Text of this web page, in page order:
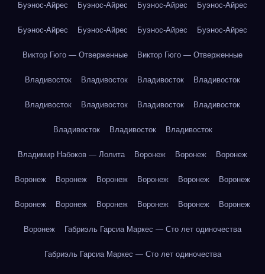
Буэнос-Айрес Буэнос-Айрес Буэнос-Айрес Буэнос-Айрес
Буэнос-Айрес Буэнос-Айрес Буэнос-Айрес Буэнос-Айрес
Виктор Гюго — Отверженные Виктор Гюго — Отверженные
Владивосток Владивосток Владивосток Владивосток
Владивосток Владивосток Владивосток Владивосток
Владивосток Владивосток Владивосток
Владимир Набоков — Лолита Воронеж Воронеж Воронеж
Воронеж Воронеж Воронеж Воронеж Воронеж Воронеж
Воронеж Воронеж Воронеж Воронеж Воронеж Воронеж
Воронеж Габриэль Гарсиа Маркес — Сто лет одиночества
Габриэль Гарсиа Маркес — Сто лет одиночества